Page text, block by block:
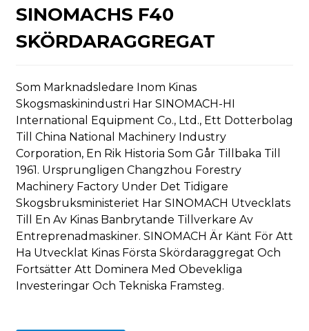
SINOMACHS F40
SKÖRDARAGGREGAT
Som Marknadsledare Inom Kinas
Skogsmaskinindustri Har SINOMACH-HI
International Equipment Co., Ltd., Ett Dotterbolag
Till China National Machinery Industry
Corporation, En Rik Historia Som Går Tillbaka Till
1961. Ursprungligen Changzhou Forestry
Machinery Factory Under Det Tidigare
Skogsbruksministeriet Har SINOMACH Utvecklats
Till En Av Kinas Banbrytande Tillverkare Av
Entreprenadmaskiner. SINOMACH Är Känt För Att
Ha Utvecklat Kinas Första Skördaraggregat Och
Fortsätter Att Dominera Med Obevekliga
Investeringar Och Tekniska Framsteg.